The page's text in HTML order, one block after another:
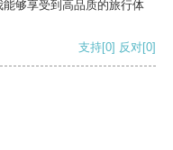
够享受到高品质的旅行体
支持[0] 反对[0]